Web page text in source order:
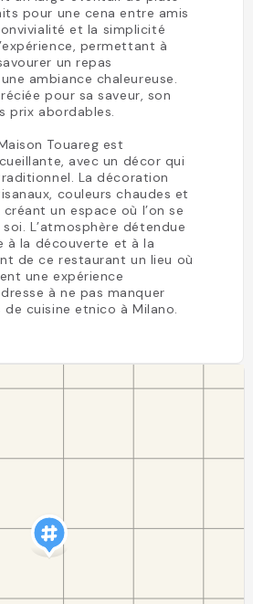
pour une cena entre amis
et la simplicité
permettant à
un repas
ambiance chaleureuse.
pour sa saveur, son
prix abordables.
Touareg est
avec un décor qui
La décoration
couleurs chaudes et
un espace où l’on se
L’atmosphère détendue
à la découverte et à la
de ce restaurant un lieu où
une expérience
à ne pas manquer
cuisine etnico à Milano.